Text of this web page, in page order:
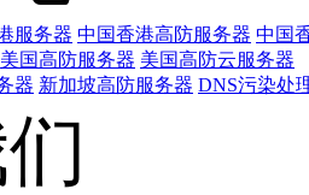
服务器 中国香港高防服务器 中国
美国高防服务器 美国高防云服务器
器 新加坡高防服务器 DNS污染处